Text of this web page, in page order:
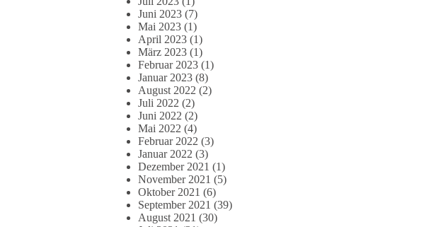
Juni 2023 (7)
Mai 2023 (1)
April 2023 (1)
März 2023 (1)
Februar 2023 (1)
Januar 2023 (8)
August 2022 (2)
Juli 2022 (2)
Juni 2022 (2)
Mai 2022 (4)
Februar 2022 (3)
Januar 2022 (3)
Dezember 2021 (1)
November 2021 (5)
Oktober 2021 (6)
September 2021 (39)
August 2021 (30)